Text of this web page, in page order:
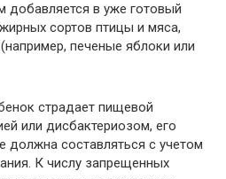
добавляется в уже готовый
сортов птицы и мяса,
печеные яблоки или
страдает пищевой
или дисбактериозом, его
должна составляться с учетом
К числу запрещенных